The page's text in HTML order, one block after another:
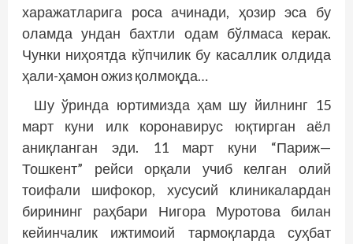
харажатларига роса ачинади, ҳозир эса бу
оламда ундан бахт­­ли одам бўлмаса керак.
Чунки ниҳоятда кўпчилик бу касаллик олдида
ҳали-ҳамон ожиз қолмоқда…
Шу ўринда юртимизда ҳам шу йилнинг 15
март куни илк коронавирус юқтирган аёл
аниқланган эди. 11 март куни “Париж—
Тошкент” рейси орқали учиб келган олий
тоифали шифокор, хусусий клиникалардан
бирининг раҳбари Нигора Муротова билан
кейинчалик ижтимоий тармоқларда суҳбат